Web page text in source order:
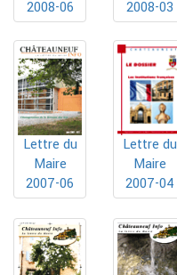
2008-06
2008-03
Lettre du
Maire
2007-06
Lettre du
Maire
2007-04